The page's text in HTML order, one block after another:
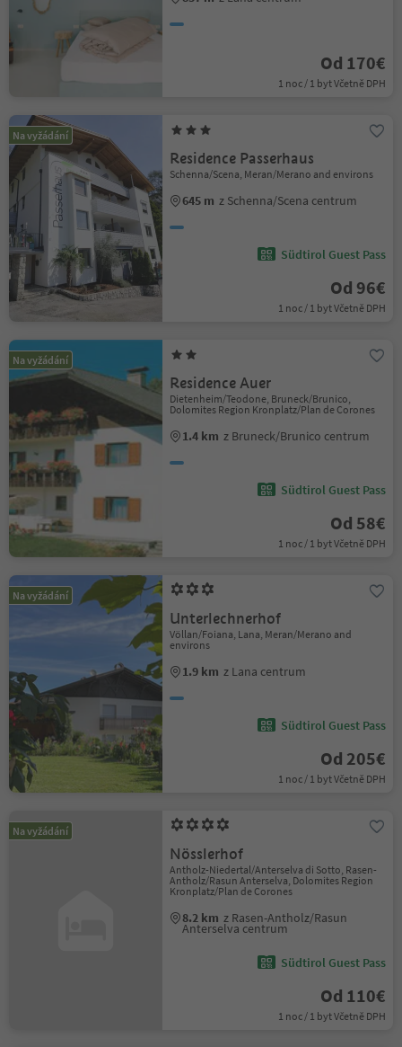
Od 170€
1 noc / 1 byt Včetně DPH
Na vyžádání
Residence Passerhaus
Schenna/Scena, Meran/Merano and environs
645 m z Schenna/Scena centrum
Südtirol Guest Pass
Od 96€
1 noc / 1 byt Včetně DPH
Na vyžádání
Residence Auer
Dietenheim/Teodone, Bruneck/Brunico,
Dolomites Region Kronplatz/Plan de Corones
1.4 km z Bruneck/Brunico centrum
Südtirol Guest Pass
Od 58€
1 noc / 1 byt Včetně DPH
Na vyžádání
Unterlechnerhof
Völlan/Foiana, Lana, Meran/Merano and
environs
1.9 km z Lana centrum
Südtirol Guest Pass
Od 205€
1 noc / 1 byt Včetně DPH
Na vyžádání
Nösslerhof
Antholz-Niedertal/Anterselva di Sotto, Rasen-
Antholz/Rasun Anterselva, Dolomites Region
Kronplatz/Plan de Corones
8.2 km z Rasen-Antholz/Rasun
Anterselva centrum
Südtirol Guest Pass
Od 110€
1 noc / 1 byt Včetně DPH